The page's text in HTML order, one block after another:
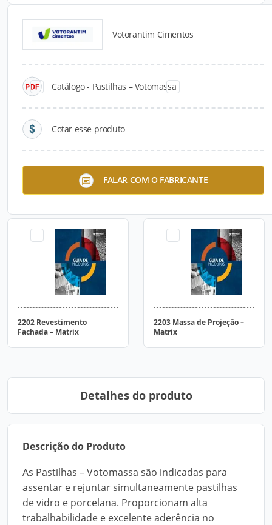
Votorantim Cimentos
Catálogo - Pastilhas – Votomassa
Cotar esse produto
FALAR COM O FABRICANTE
Catálogos para Download
Assentamento de Vedação
e Encunhamento – Matrix
– Matrix
2202 Revestimento
Fachada – Matrix
2203 Massa de Projeção –
Matrix
Detalhes do produto
Descrição do Produto
As Pastilhas – Votomassa são indicadas para
assentar e rejuntar simultaneamente pastilhas
de vidro e porcelana. Proporcionam alta
trabalhabilidade e excelente aderência no